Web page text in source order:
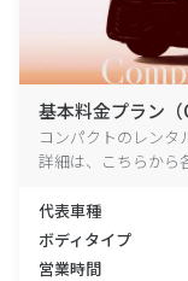
基本料金プラン（
コンパクトのレンタ
詳細は、こちらから
代表車種
ボディタイプ
営業時間